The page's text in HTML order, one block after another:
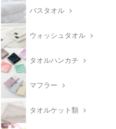
バスタオル
ウォッシュタオル
タオルハンカチ
マフラー
タオルケット類